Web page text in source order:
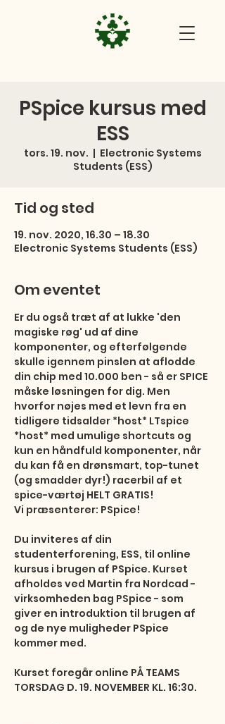
PSpice kursus med
ESS
tors. 19. nov.
  |
Electronic Systems
Students (ESS)
Tid og sted
19. nov. 2020, 16.30 – 18.30
Electronic Systems Students (ESS)
Om eventet
Er du også træt af at lukke 'den
magiske røg' ud af dine
komponenter, og efterfølgende
skulle igennem pinslen at aflodde
din chip med 10.000 ben - så er SPICE
måske løsningen for dig. Men
hvorfor nøjes med et levn fra en
tidligere tidsalder *host* LTspice
*host* med umulige shortcuts og
kun en håndfuld komponenter, når
du kan få en drønsmart, top-tunet
(og smadder dyr!) racerbil af et
spice-værtøj HELT GRATIS!
Vi præsenterer: PSpice!
Du inviteres af din
studenterforening, ESS, til online
kursus i brugen af PSpice. Kurset
afholdes ved Martin fra Nordcad -
virksomheden bag PSpice - som
giver en introduktion til brugen af
og de nye muligheder PSpice
kommer med.
Kurset foregår online PÅ TEAMS
TORSDAG D. 19. NOVEMBER KL. 16:30.